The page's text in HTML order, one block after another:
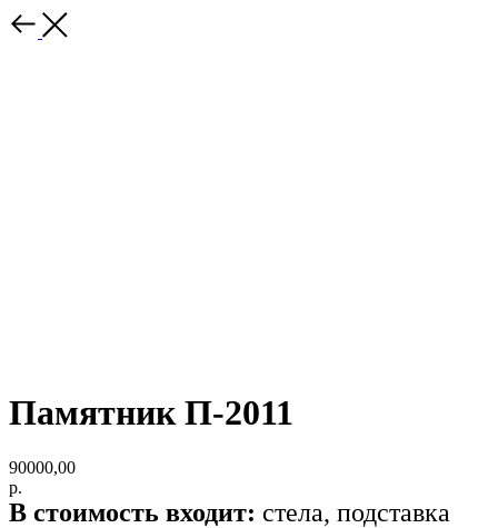
Памятник П-2011
90000,00
р.
В стоимость входит: стела, подставка